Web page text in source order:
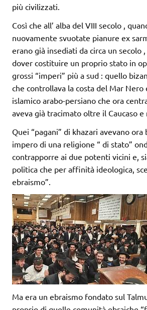
più civilizzati.
Così che all’ alba del VIII secolo ,
nuovamente svuotate pianure ex
erano già insediati da circa un secolo
dover costituire un proprio stato in
grossi “imperi” più a sud : quello
che controllava la costa del Mar Nero
islamico arabo-persiano che ora
aveva già tracimato oltre il Caucaso e
Quei “pagani” di khazari avevano
impero di una religione “ di stato”
contrapporre ai due potenti vicini e,
politica che per affinità ideologica,
ebraismo”.
Ma era un ebraismo fondato sul